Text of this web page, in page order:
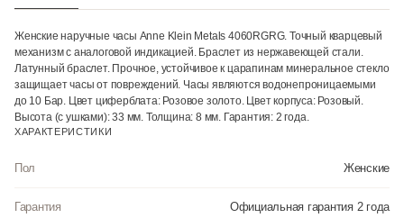
Женские наручные часы Anne Klein Metals 4060RGRG. Точный кварцевый
механизм с аналоговой индикацией. Браслет из нержавеющей стали.
Латунный браслет. Прочное, устойчивое к царапинам минеральное стекло
защищает часы от повреждений. Часы являются водонепроницаемыми
до 10 Бар. Цвет циферблата: Розовое золото. Цвет корпуса: Розовый.
Высота (с ушками): 33 мм. Толщина: 8 мм. Гарантия: 2 года.
ХАРАКТЕРИСТИКИ
Пол Женские
Гарантия Официальная гарантия 2 года